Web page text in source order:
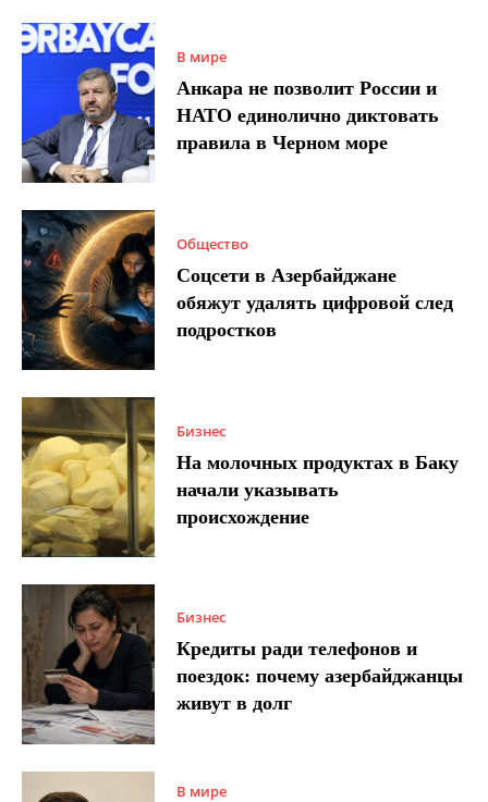
В мире
Анкара не позволит России и
НАТО единолично диктовать
правила в Черном море
Общество
Соцсети в Азербайджане
обяжут удалять цифровой след
подростков
Бизнес
На молочных продуктах в Баку
начали указывать
происхождение
Бизнес
Кредиты ради телефонов и
поездок: почему азербайджанцы
живут в долг
В мире